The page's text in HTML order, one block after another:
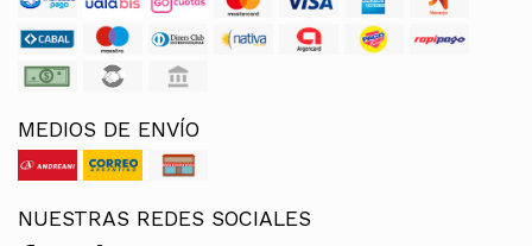
MEDIOS DE ENVÍO
NUESTRAS REDES SOCIALES